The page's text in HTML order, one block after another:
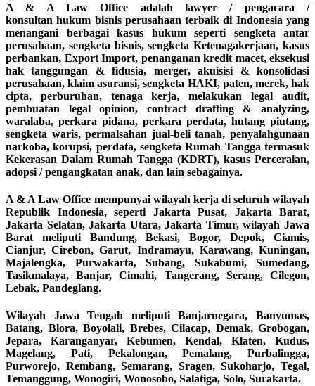
A & A Law Office adalah lawyer / pengacara /
konsultan hukum bisnis perusahaan terbaik di Indonesia yang
menangani berbagai kasus hukum seperti sengketa antar
perusahaan, sengketa bisnis, sengketa Ketenagakerjaan, kasus
perbankan, Export Import, penanganan kredit macet, eksekusi
hak tanggungan & fidusia, merger, akuisisi & konsolidasi
perusahaan, klaim asuransi, sengketa HAKI, paten, merek, hak
cipta, perburuhan, tenaga kerja, melakukan legal audit,
pembuatan legal opinion, contract drafting & analyzing,
waralaba, perkara pidana, perkara perdata, hutang piutang,
sengketa waris, permalsahan jual-beli tanah, penyalahgunaan
narkoba, korupsi, perdata, sengketa Rumah Tangga termasuk
Kekerasan Dalam Rumah Tangga (KDRT), kasus Perceraian,
adopsi / pengangkatan anak, dan lain sebagainya.
A & A Law Office mempunyai wilayah kerja di seluruh wilayah
Republik Indonesia, seperti Jakarta Pusat, Jakarta Barat,
Jakarta Selatan, Jakarta Utara, Jakarta Timur, wilayah Jawa
Barat meliputi Bandung, Bekasi, Bogor, Depok, Ciamis,
Cianjur, Cirebon, Garut, Indramayu, Karawang, Kuningan,
Majalengka, Purwakarta, Subang, Sukabumi, Sumedang,
Tasikmalaya, Banjar, Cimahi, Tangerang, Serang, Cilegon,
Lebak, Pandeglang.
Wilayah Jawa Tengah meliputi Banjarnegara, Banyumas,
Batang, Blora, Boyolali, Brebes, Cilacap, Demak, Grobogan,
Jepara, Karanganyar, Kebumen, Kendal, Klaten, Kudus,
Magelang, Pati, Pekalongan, Pemalang, Purbalingga,
Purworejo, Rembang, Semarang, Sragen, Sukoharjo, Tegal,
Temanggung, Wonogiri, Wonosobo, Salatiga, Solo, Surakarta.